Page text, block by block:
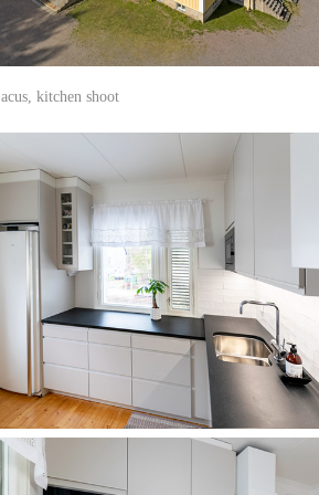
kitchen shoot